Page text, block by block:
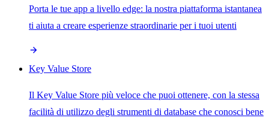
Porta le tue app a livello edge: la nostra piattaforma istantanea
ti aiuta a creare esperienze straordinarie per i tuoi utenti
Key Value Store
Il Key Value Store più veloce che puoi ottenere, con la stessa
facilità di utilizzo degli strumenti di database che conosci bene